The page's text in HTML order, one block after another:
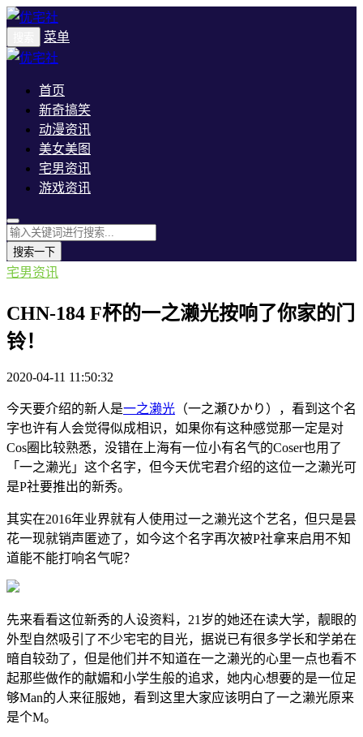
菜单
首页
新奇搞笑
动漫资讯
美女美图
宅男资讯
游戏资讯
搜索一下
宅男资讯
CHN-184 F杯的一之濑光按响了你家的门
铃！
2020-04-11 11:50:32
今天要介绍的新人是一之濑光 （一之瀬ひかり），看到这个名
字也许有人会觉得似成相识，如果你有这种感觉那一定是对
Cos圈比较熟悉，没错在上海有一位小有名气的Coser也用了
「一之濑光」这个名字，但今天优宅君介绍的这位一之濑光可
是P社要推出的新秀。
其实在2016年业界就有人使用过一之濑光这个艺名，但只是昙
花一现就销声匿迹了，如今这个名字再次被P社拿来启用不知
道能不能打响名气呢？
先来看看这位新秀的人设资料，21岁的她还在读大学，靓眼的
外型自然吸引了不少宅宅的目光，据说已有很多学长和学弟在
暗自较劲了，但是他们并不知道在一之濑光的心里一点也看不
起那些做作的献媚和小学生般的追求，她内心想要的是一位足
够Man的人来征服她，看到这里大家应该明白了一之濑光原来
是个M。